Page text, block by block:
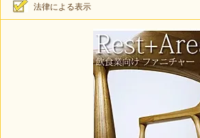
法律による表示